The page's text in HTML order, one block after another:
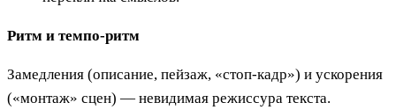
Ритм и темпо-ритм
Замедления (описание, пейзаж, «стоп-кадр») и ускорения
(«монтаж» сцен) — невидимая режиссура текста.